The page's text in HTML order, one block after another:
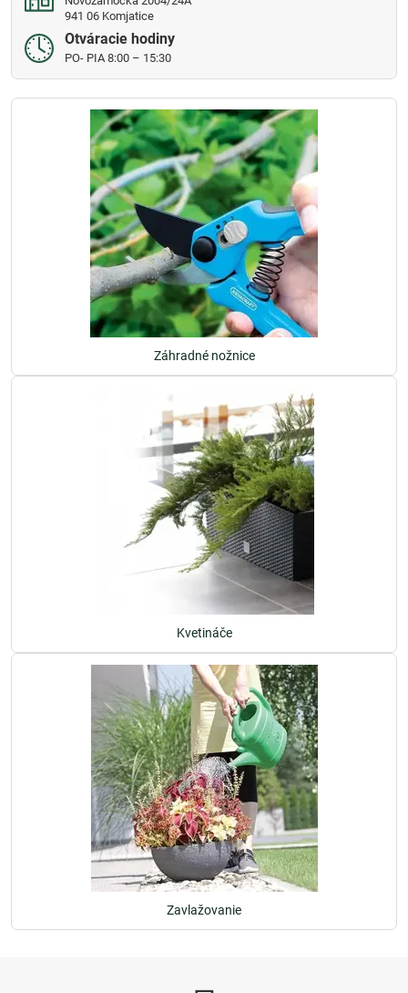
941 06 Komjatice
Otváracie hodiny
PO- PIA 8:00 – 15:30
Záhradné nožnice
Kvetináče
Zavlažovanie